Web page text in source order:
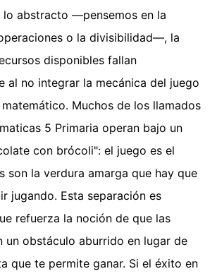
abstracto —pensemos en la
o la divisibilidad—, la
disponibles fallan
al no integrar la mecánica del juego
Muchos de los llamados
5 Primaria operan bajo un
con brócoli": el juego es el
son la verdura amarga que hay que
jugando. Esta separación es
refuerza la noción de que las
un obstáculo aburrido en lugar de
que te permite ganar. Si el éxito en